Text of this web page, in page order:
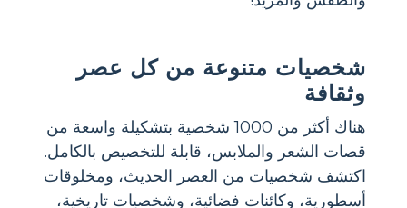
شخصيات متنوعة من كل عصر
وثقافة
هناك أكثر من 1000 شخصية بتشكيلة واسعة من
قصات الشعر والملابس، قابلة للتخصيص بالكامل.
اكتشف شخصيات من العصر الحديث، ومخلوقات
أسطورية، وكائنات فضائية، وشخصيات تاريخية،